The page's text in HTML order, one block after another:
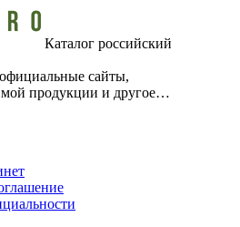
Каталог российский
сайты,
продукции и другое…